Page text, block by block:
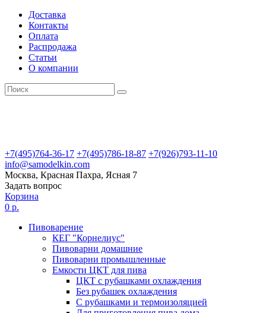
Доставка
Контакты
Оплата
Распродажа
Статьи
О компании
+7(495)764-36-17 +7(495)786-18-87 +7(926)793-11-10
info@samodelkin.com
Москва, Красная Пахра, Ясная 7
Задать вопрос
Корзина
0 р.
Пивоварение
КЕГ "Корнелиус"
Пивоварни домашние
Пивоварни промышленные
Емкости ЦКТ для пива
ЦКТ с рубашками охлаждения
Без рубашек охлаждения
С рубашками и термоизоляцией